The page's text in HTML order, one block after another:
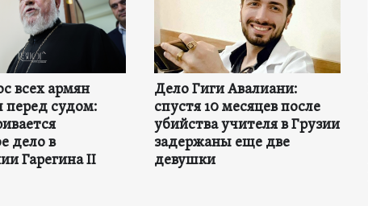
всех армян
перед судом:
дело в
Гарегина II
Дело Гиги Авалиани:
спустя 10 месяцев после
убийства учителя в Грузии
задержаны еще две
девушки